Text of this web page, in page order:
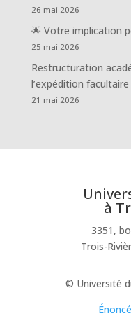
26 mai 2026
🌟 Votre implication
25 mai 2026
Restructuration
l’expédition facultaire
21 mai 2026
à
3351,
Trois-
© Université